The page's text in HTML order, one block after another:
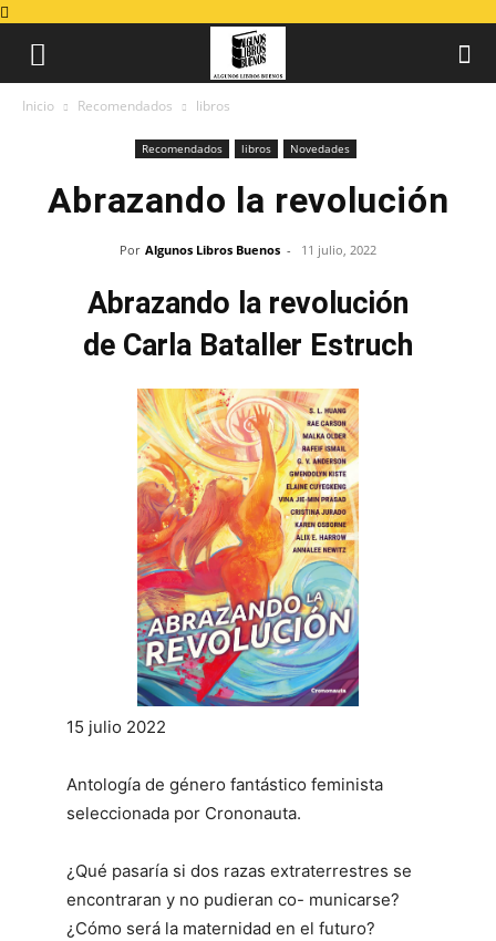
Inicio Recomendados libros
Recomendados libros Novedades
Abrazando la revolución
Por Algunos Libros Buenos - 11 julio, 2022
Abrazando la revolución
de Carla Bataller Estruch
15 julio 2022
Antología de género fantástico feminista
seleccionada por Crononauta.
¿Qué pasaría si dos razas extraterrestres se
encontraran y no pudieran co- municarse?
¿Cómo será la maternidad en el futuro?